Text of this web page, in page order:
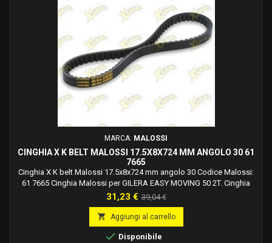
MARCA: MALOSSI
CINGHIA X K BELT MALOSSI 17.5X8X724 MM ANGOLO 30 61
7665
Cinghia X K belt Malossi 17.5x8x724 mm angolo 30 Codice Malossi:
61 7665 Cinghia Malossi per GILERA EASY MOVING 50 2T. Cinghia
Malossi per PIAGGIO QUARTZ 50 2T LC. Cinghia Malossi per PIAGGIO
SFERA RESTYLING 50 2T. Cinghia Malossi per PIAGGIO ZIP Fast Rider
50 2T. Cinghia Malossi per PIAGGIO ZIP SP 50 2T LC 2000. Cinghia
Malossi per VESPA ET2 50 2T 1999.
Prezzo
31,23 € Prezzo
base
39,04 €
 Aggiungi al carrello
 Disponibile